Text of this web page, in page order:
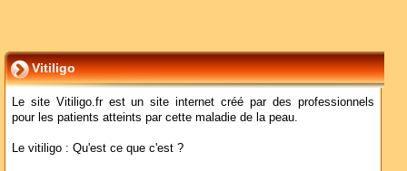
Vitiligo
Le site Vitiligo.fr est un site internet créé par des professionnels
pour les patients atteints par cette maladie de la peau.
Le vitiligo : Qu'est ce que c'est ?